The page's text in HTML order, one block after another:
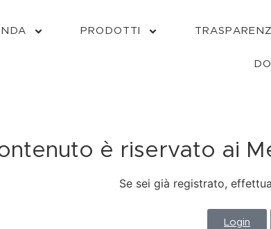
PRODOTTI
è riservato ai
Se sei già registrato,
Login